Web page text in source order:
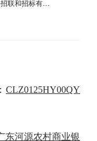
· 河源采招联和招标有限公司
CLZ0125HY00QY
东河源农村商业银